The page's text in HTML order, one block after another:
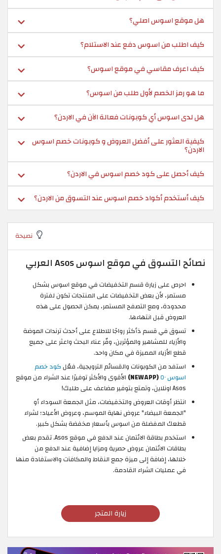
هل موقع اسوس اصلي؟
كيف اطلب من اسوس دفع عند الاستلام؟
كيف اعرف مقاسي في موقع اسوس؟
ما هو رمز الخصم لأول طلب من اسوس؟
هل لدى اسوس أي كوبونات فعالة الآن في الاردن؟
كيفية العثور على أفضل العروض و كوبونات خصم اسوس
الاردن؟
كيف أحصل على كود خصم اسوس في الاردن؟
كيف أستخدم أكواد خصم اسوس عند التسوق من الاردن؟
نصيحة
نصائح التسوق في موقع اسوس Asos العربي
احرص على زيارة قسم التخفيضات في موقع اسوس بشكل
مستمر، لأن بعض التخفيضات على المنتجات تكون لفترة
محدودة، ومع التصفح المستمر، يمكن الحصول على هذه
العروض قبل انتهاءها.
تسوق في قسم ذأكثر رواجًا للاطلاع على أحدث ترندات الموضة
والأزياء للمشاهير والمؤثرين، وفّر عناء البحث واعثر على جميع
قطع الأزياء المميزة في مكان واحد.
استفد من الكوبونات والقسائم الترويجية، فعّل كود خصم
اسوس ٥٠
(NEWAPP)
الأقوى والأكثر توفيرًا عند الشراء من موقع
Asos اونلاين، وتمتع بتوفير مضاعف على طلبك!
انتظر أوقات العروض والتخفيضات، مثل الجمعة السوداء أو
"الجمعة البيضاء" عروض نهاية الموسم، وعروض الأعياد؛ لشراء
قطعك المفضلة من اسوس بأسعار مخفضة بشكل كبير.
استخدم بطاقة الائتمان عند الدفع في موقع Asos. تقدم بعض
بطاقات الائتمان عروض حصرية ومزايا إضافية عند الدفع من
خلالها، إضافة إلى ميزة جمع النقاط والمكافآت والاستفادة منها
في عمليات الشراء القادمة.
زيارة المتجر